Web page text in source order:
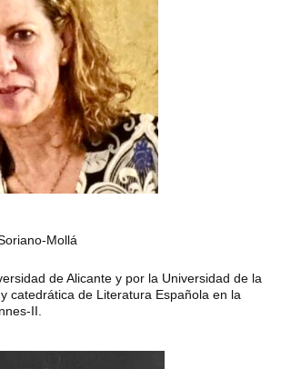
Mollá
de Alicante y por la Universidad de la
catedrática de Literatura Española en la
II.